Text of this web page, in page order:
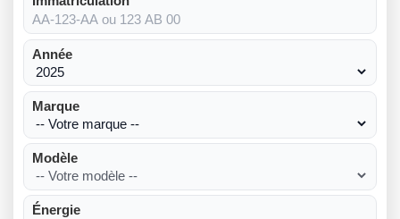
Année
Marque
Modèle
Énergie